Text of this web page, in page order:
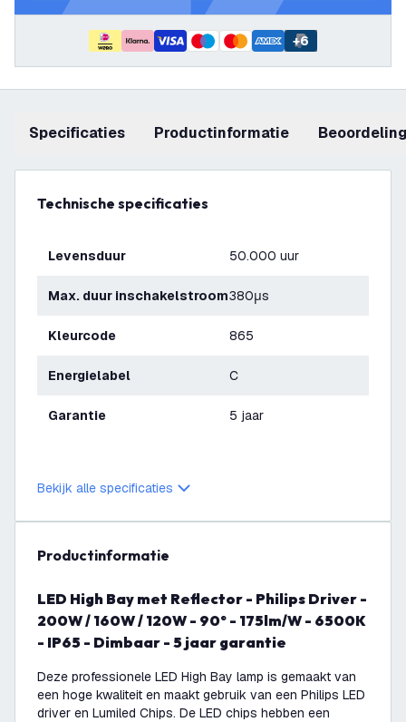
+6
Specificaties productinformatie
Technische specificaties
Levensduur 50.000 uur
Max. duur inschakelstroom380μs
Kleurcode 865
Energielabel C
Garantie 5 jaar
Bekijk alle specificaties
productinformatie
LED High Bay met Reflector - Philips Driver -
200W / 160W / 120W - 90° - 175lm/W - 6500K
- IP65 - Dimbaar - 5 jaar garantie
Deze professionele LED High Bay lamp is gemaakt van
een hoge kwaliteit en maakt gebruik van een Philips LED
driver en Lumiled Chips. De LED chips hebben een